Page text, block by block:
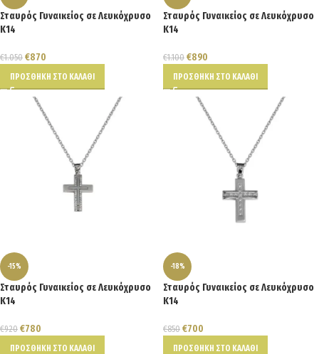
Σταυρός Γυναικείος σε Λευκόχρυσο
Κ14
€1.050 €870
ΠΡΟΣΘΉΚΗ ΣΤΟ ΚΑΛΆΘΙ
Σταυρός Γυναικείος σε Λευκόχρυσο
Κ14
€1.100 €890
ΠΡΟΣΘΉΚΗ ΣΤΟ ΚΑΛΆΘΙ
-15%
Σταυρός Γυναικείος σε Λευκόχρυσο
Κ14
€920 €780
ΠΡΟΣΘΉΚΗ ΣΤΟ ΚΑΛΆΘΙ
-18%
Σταυρός Γυναικείος σε Λευκόχρυσο
Κ14
€850 €700
ΠΡΟΣΘΉΚΗ ΣΤΟ ΚΑΛΆΘΙ